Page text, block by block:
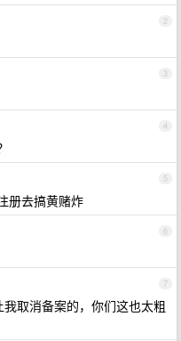
2
3
4
5
册去搞黄赌炸
6
7
取消备案的，你们这也太粗